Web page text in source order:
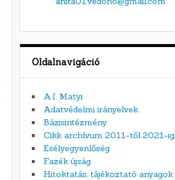
Oldalnavigáció
A.I. Matyi
Adatvédelmi irányelvek
Bázisintézmény
Cikk archívum 2011-től 2021-ig
Esélyegyenlőség
Fazék újság
Hitoktatás, tájékoztató anyagok